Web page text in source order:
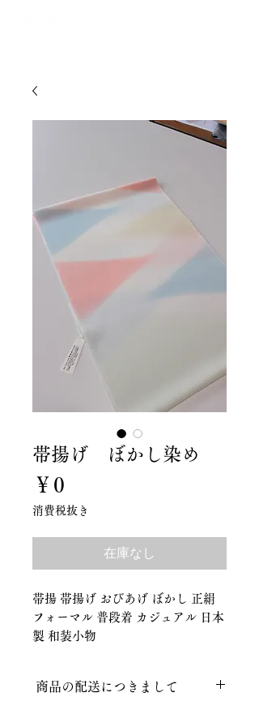
帯揚げ ぼかし染め
￥0
格
消費税抜き
在庫なし
帯揚 帯揚げ おびあげ ぼかし 正絹
フォーマル 普段着 カジュアル 日本
製 和装小物
商品の配送につきまして